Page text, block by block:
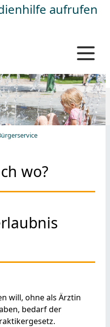
aufrufen
wo?
will, ohne als Ärztin
bedarf der